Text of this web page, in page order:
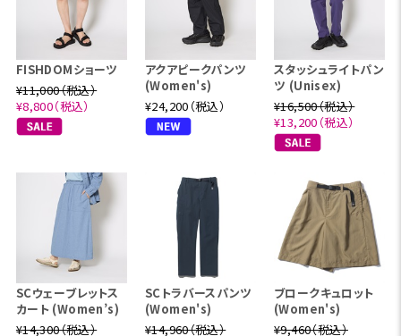
FISHDOMショーツ
¥11,000（税込）
¥8,800（税込）
アクアピークパンツ
(Women's)
¥24,200（税込）
スタッシュライトパン
ツ (Unisex)
¥16,500（税込）
¥13,200（税込）
SCウェーブレットス
カート (Women’s)
¥14,300（税込）
SCトラバースパンツ
(Women's)
¥14,960（税込）
ブロークキュロット
(Women's)
¥9,460（税込）